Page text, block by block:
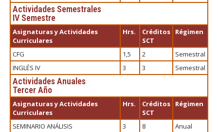
Actividades Semestrales
IV Semestre
Asignaturas y Actividades
Curriculares
Hrs.
Créditos
SCT
Régimen
CFG 1,5 2
Semestral
INGLÉS IV
3 3 Semestral
Actividades Anuales
Tercer Año
Asignaturas y Actividades
Curriculares
Hrs.
Créditos
SCT
Régimen
SEMINARIO ANÁLISIS 3 8
Anual